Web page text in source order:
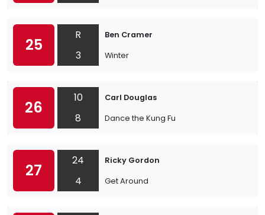
25
R
3
Ben Cramer
Winter
26
10
8
Carl Douglas
Dance the Kung Fu
27
24
4
Ricky Gordon
Get Around